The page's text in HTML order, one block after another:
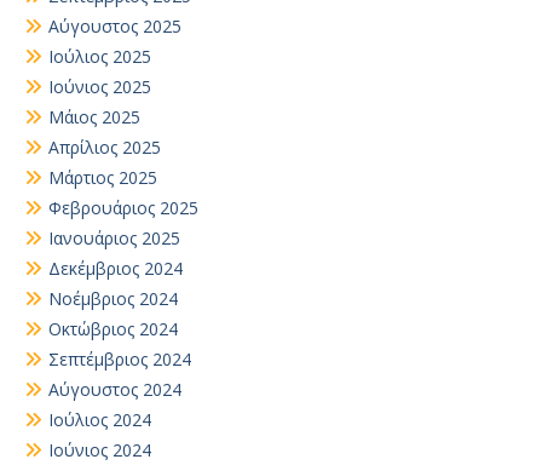
Αύγουστος 2025
Ιούλιος 2025
Ιούνιος 2025
Μάιος 2025
Απρίλιος 2025
Μάρτιος 2025
Φεβρουάριος 2025
Ιανουάριος 2025
Δεκέμβριος 2024
Νοέμβριος 2024
Οκτώβριος 2024
Σεπτέμβριος 2024
Αύγουστος 2024
Ιούλιος 2024
Ιούνιος 2024